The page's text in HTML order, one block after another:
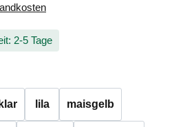
2-5 Tage
klar lila maisgelb